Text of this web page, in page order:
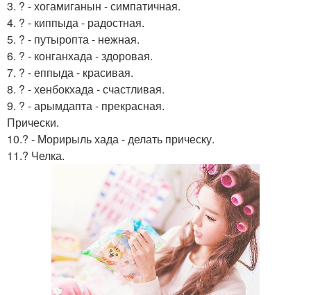
3. ? - хогамиганын - симпатичная.
4. ? - киппыда - радостная.
5. ? - путыропта - нежная.
6. ? - конганхада - здоровая.
7. ? - еппыда - красивая.
8. ? - хенбокхада - счастливая.
9. ? - арымдапта - прекрасная.
Прически.
10.? - Морирыль хада - делать прическу.
11.? Челка.